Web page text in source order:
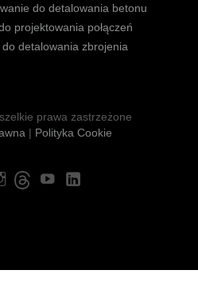
do detalowania betonu
projektowania połączeń
detalowania zbrojenia
prawa zastrzeżone
| Polityka Cookie